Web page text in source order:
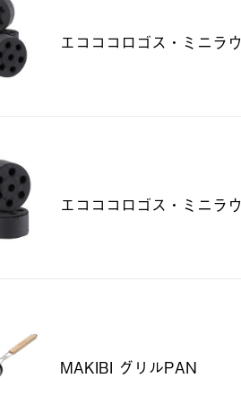
エコココロゴス・ミニラ
エコココロゴス・ミニラ
MAKIBI グリルPAN